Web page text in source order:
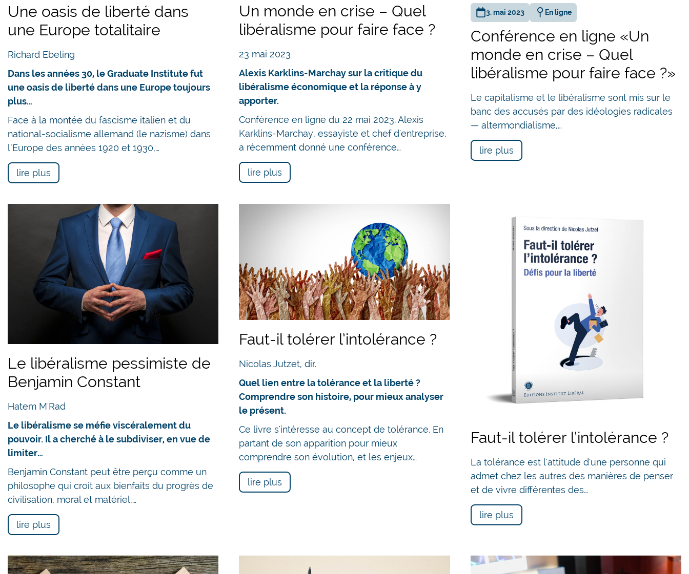
Une oasis de liberté dans
une Europe totalitaire
Richard Ebeling
Dans les années 30, le Graduate Institute fut
une oasis de liberté dans une Europe toujours
plus…
Face à la montée du fascisme italien et du
national-socialisme allemand (le nazisme) dans
l’Europe des années 1920 et 1930,…
lire plus
Un monde en crise – Quel
libéralisme pour faire face ?
23 mai 2023
Alexis Karklins-Marchay sur la critique du
libéralisme économique et la réponse à y
apporter.
Conférence en ligne du 22 mai 2023. Alexis
Karklins-Marchay, essayiste et chef d'entreprise,
a récemment donné une conférence…
lire plus
3. mai 2023 En ligne
Conférence en ligne «Un
monde en crise – Quel
libéralisme pour faire face ?»
Le capitalisme et le libéralisme sont mis sur le
banc des accusés par des idéologies radicales
— altermondialisme,…
lire plus
Le libéralisme pessimiste de
Benjamin Constant
Hatem M'Rad
Le libéralisme se méfie viscéralement du
pouvoir. Il a cherché à le subdiviser, en vue de
limiter…
Benjamin Constant peut être perçu comme un
philosophe qui croit aux bienfaits du progrès de
civilisation, moral et matériel,…
lire plus
Faut-il tolérer l’intolérance ?
Nicolas Jutzet, dir.
Quel lien entre la tolérance et la liberté ?
Comprendre son histoire, pour mieux analyser
le présent.
Ce livre s'intéresse au concept de tolérance. En
partant de son apparition pour mieux
comprendre son évolution, et les enjeux…
lire plus
Faut-il tolérer l’intolérance ?
La tolérance est l'attitude d'une personne qui
admet chez les autres des manières de penser
et de vivre différentes des…
lire plus